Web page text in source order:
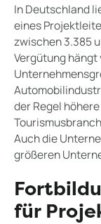
In Deutschland
eines
zwischen 3.385
Vergütung hängt
der Regel
Auch die
größeren
für